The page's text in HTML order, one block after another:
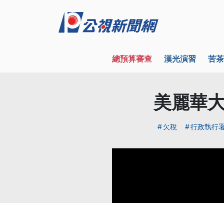
總預算審查 漢光演習 苦
美麗華
欠稅 行政執行